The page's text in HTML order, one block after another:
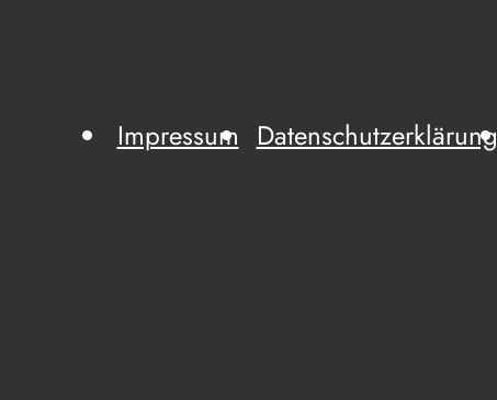
Impressum Datenschutzerklärung